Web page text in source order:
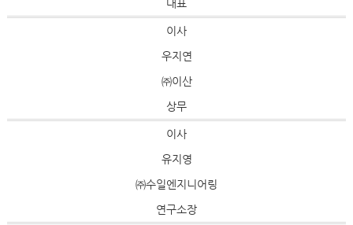
대표
이사
우지연
㈜이산
상무
이사
유지영
㈜수일엔지니어링
연구소장